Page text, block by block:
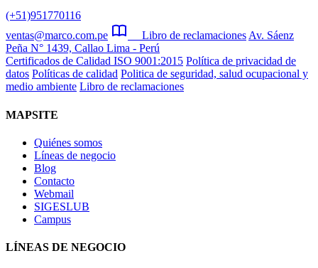
(+51)951770116
ventas@marco.com.pe
Libro de reclamaciones Av. Sáenz
Peña N° 1439, Callao Lima - Perú
Certificados de Calidad ISO 9001:2015 Política de privacidad de
datos Políticas de calidad Politica de seguridad, salud ocupacional y
medio ambiente Libro de reclamaciones
MAPSITE
Quiénes somos
Líneas de negocio
Blog
Contacto
Webmail
SIGESLUB
Campus
LÍNEAS DE NEGOCIO